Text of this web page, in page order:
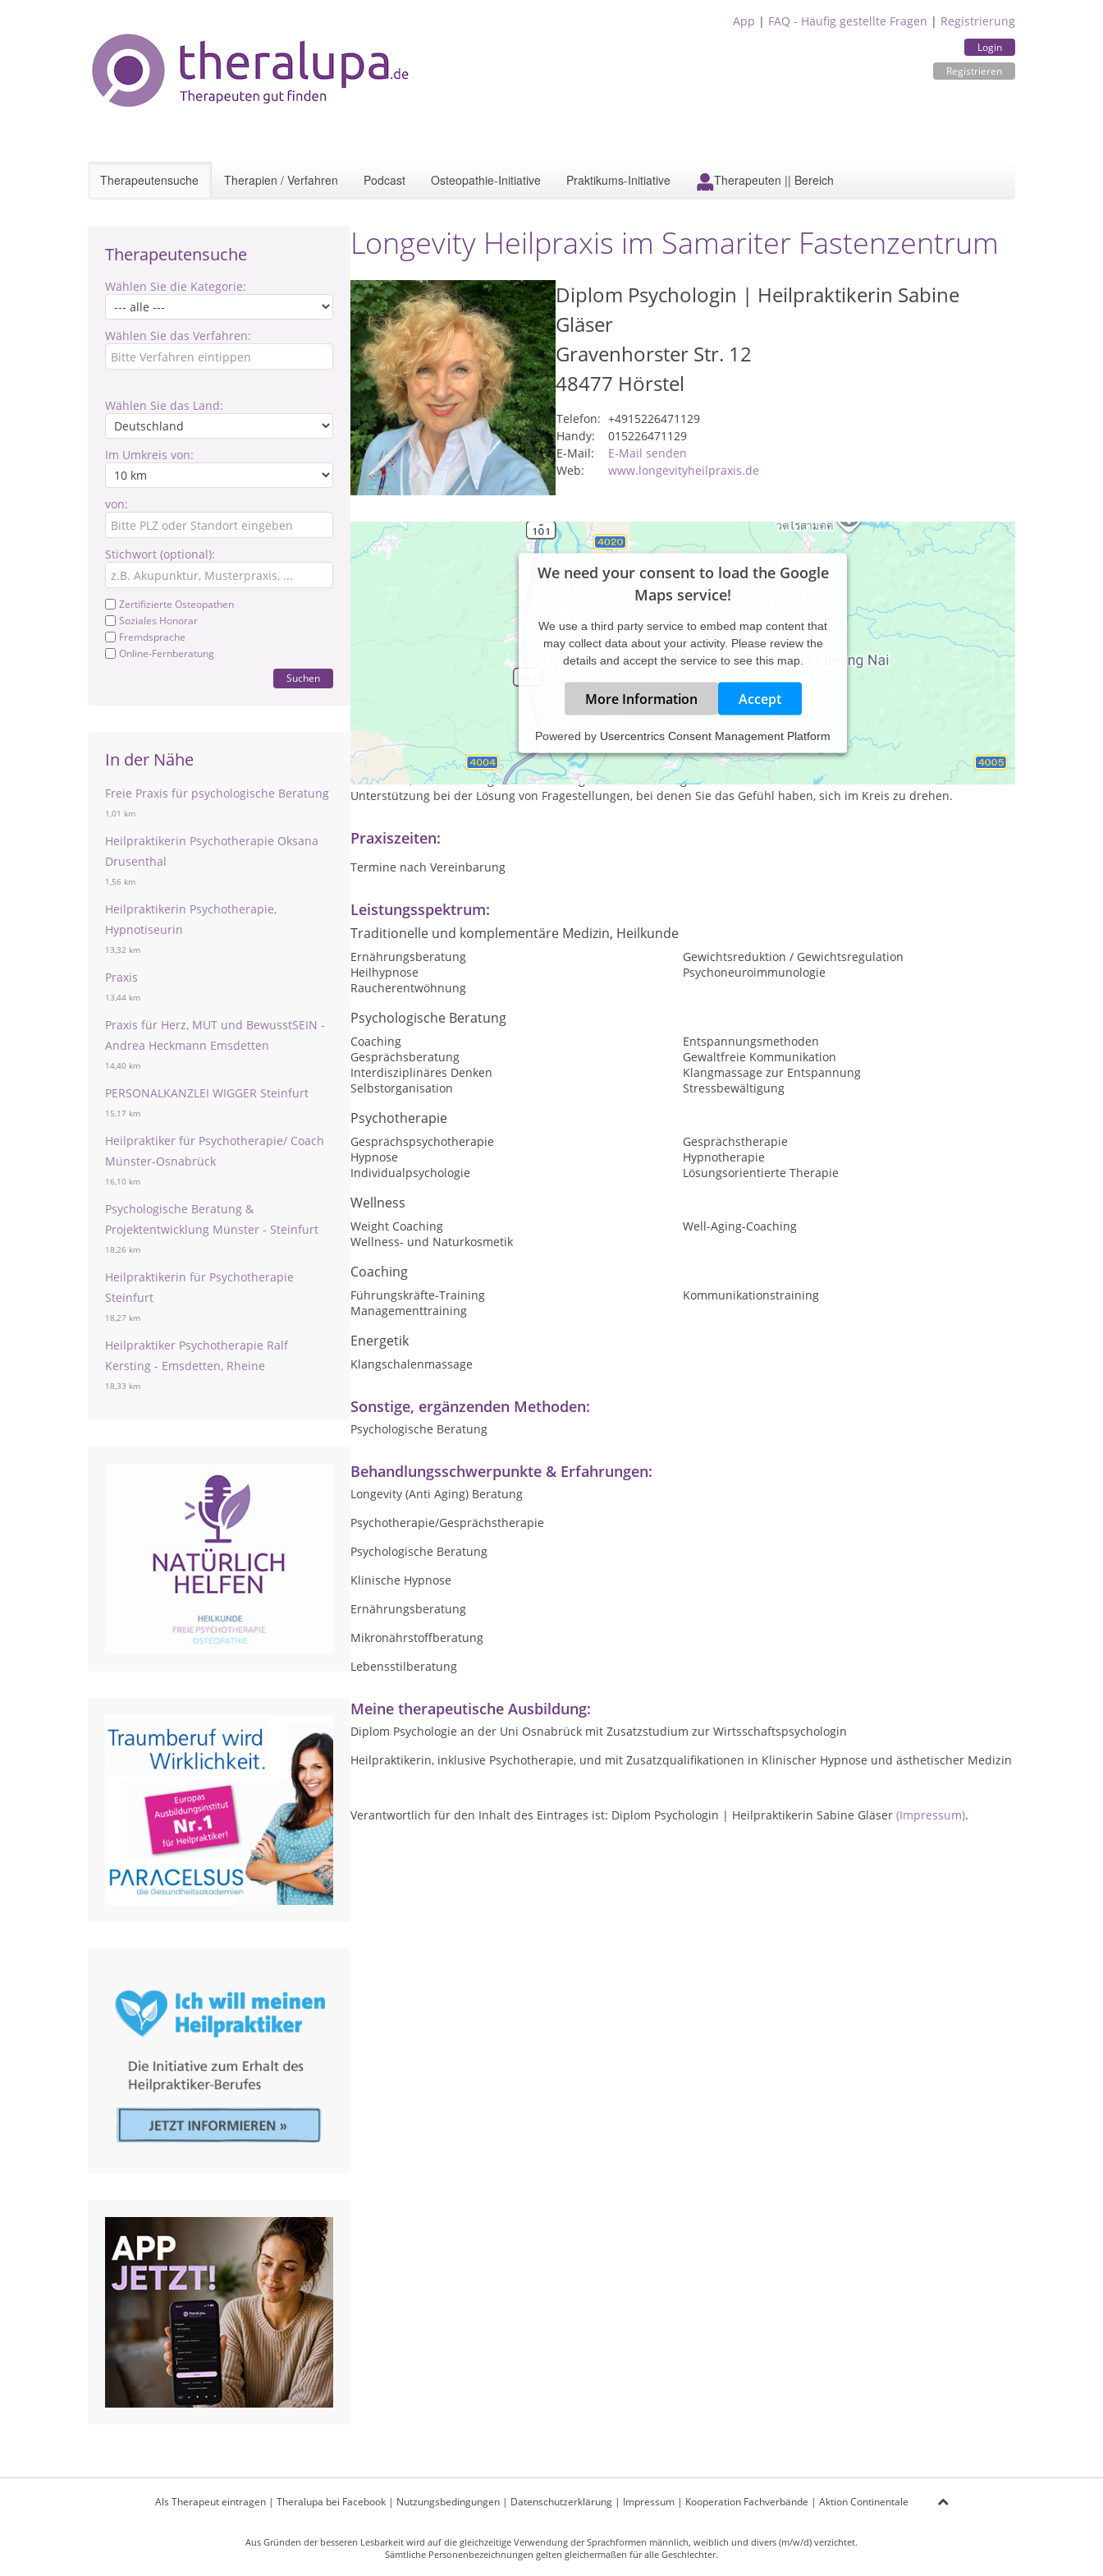
App | FAQ - Häufig gestellte Fragen | Registrierung
Login
Registrieren
Therapeutensuche Therapien / Verfahren Podcast Osteopathie-Initiative Praktikums-Initiative Therapeuten || Bereich
Therapeutensuche
Wählen Sie die Kategorie:
Wählen Sie das Verfahren:
Wählen Sie das Land:
Im Umkreis von:
von:
Stichwort (optional):
Zertifizierte Osteopathen
Soziales Honorar
Fremdsprache
Online-Fernberatung
Suchen
In der Nähe
Freie Praxis für psychologische Beratung
1,01 km
Heilpraktikerin Psychotherapie Oksana
Drusenthal
1,56 km
Heilpraktikerin Psychotherapie,
Hypnotiseurin
13,32 km
Praxis
13,44 km
Praxis für Herz, MUT und BewusstSEIN -
Andrea Heckmann Emsdetten
14,40 km
PERSONALKANZLEI WIGGER Steinfurt
15,17 km
Heilpraktiker für Psychotherapie/ Coach
Münster-Osnabrück
16,10 km
Psychologische Beratung &
Projektentwicklung Münster - Steinfurt
18,26 km
Heilpraktikerin für Psychotherapie
Steinfurt
18,27 km
Heilpraktiker Psychotherapie Ralf
Kersting - Emsdetten, Rheine
18,33 km
Longevity Heilpraxis im Samariter Fastenzentrum
Diplom Psychologin | Heilpraktikerin Sabine
Gläser
Gravenhorster Str. 12
48477 Hörstel
Telefon: +4915226471129
Handy:
015226471129
E-Mail:
E-Mail senden
Web:
www.longevityheilpraxis.de
We need your consent to load the Google
Maps service!
We use a third party service to embed map content that
may collect data about your activity. Please review the
details and accept the service to see this map.
More Information Accept
Powered by Usercentrics Consent Management Platform
Ich bin für Sie die geeignete Ansprechpartnerin, wenn Sie Interesse haben an einer psychologischen Beratung,
psychotherapeutischen Begleitung oder Hypnose. Mein Kerngebiet ist die psychische, mentale und Lebensstil bezogene
Prävention, die Ermittlung und Aktivierung von Selbstheilungskräften und individuellen Potenzialen sowie eine
Unterstützung bei der Lösung von Fragestellungen, bei denen Sie das Gefühl haben, sich im Kreis zu drehen.
Praxiszeiten:
Termine nach Vereinbarung
Leistungsspektrum:
Traditionelle und komplementäre Medizin, Heilkunde
Ernährungsberatung
Gewichtsreduktion / Gewichtsregulation
Heilhypnose
Psychoneuroimmunologie
Raucherentwöhnung
Psychologische Beratung
Coaching
Entspannungsmethoden
Gesprächsberatung
Gewaltfreie Kommunikation
Interdisziplinäres Denken
Klangmassage zur Entspannung
Selbstorganisation
Stressbewältigung
Psychotherapie
Gesprächspsychotherapie
Gesprächstherapie
Hypnose
Hypnotherapie
Individualpsychologie
Lösungsorientierte Therapie
Wellness
Weight Coaching
Well-Aging-Coaching
Wellness- und Naturkosmetik
Coaching
Führungskräfte-Training
Kommunikationstraining
Managementtraining
Energetik
Klangschalenmassage
Sonstige, ergänzenden Methoden:
Psychologische Beratung
Behandlungsschwerpunkte & Erfahrungen:
Longevity (Anti Aging) Beratung
Psychotherapie/Gesprächstherapie
Psychologische Beratung
Klinische Hypnose
Ernährungsberatung
Mikronährstoffberatung
Lebensstilberatung
Meine therapeutische Ausbildung:
Diplom Psychologie an der Uni Osnabrück mit Zusatzstudium zur Wirtsschaftspsychologin
Heilpraktikerin, inklusive Psychotherapie, und mit Zusatzqualifikationen in Klinischer Hypnose und ästhetischer Medizin
Verantwortlich für den Inhalt des Eintrages ist: Diplom Psychologin | Heilpraktikerin Sabine Gläser (Impressum).
Als Therapeut eintragen| Theralupa bei Facebook| Nutzungsbedingungen| Datenschutzerklärung| Impressum| Kooperation Fachverbände | Aktion Continentale
Aus Gründen der besseren Lesbarkeit wird auf die gleichzeitige Verwendung der Sprachformen männlich, weiblich und divers (m/w/d) verzichtet.
Sämtliche Personenbezeichnungen gelten gleichermaßen für alle Geschlechter.